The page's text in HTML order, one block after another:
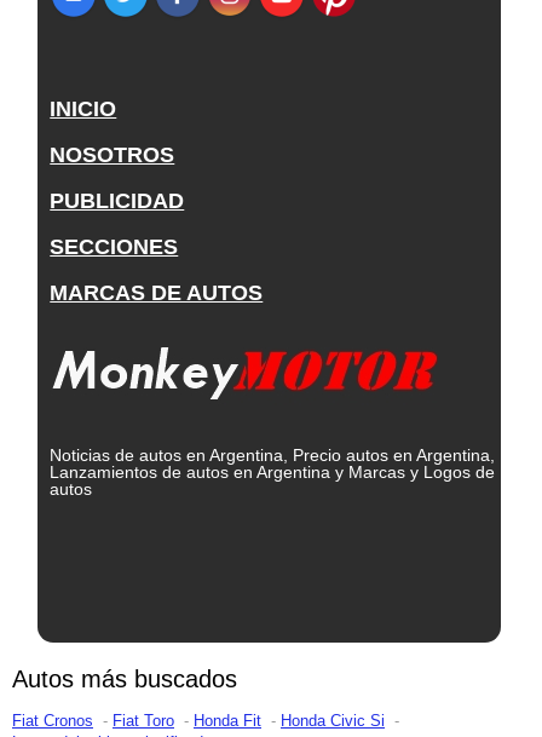
INICIO
NOSOTROS
PUBLICIDAD
SECCIONES
MARCAS DE AUTOS
Noticias de autos en Argentina, Precio autos en Argentina,
Lanzamientos de autos en Argentina y Marcas y Logos de
autos
Autos más buscados
Fiat Cronos Fiat Toro Honda Fit
Honda Civic Si